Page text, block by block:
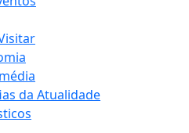
da Atualidade